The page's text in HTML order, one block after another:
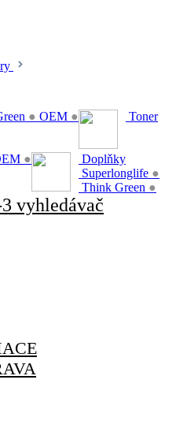
● OEM ● Toner
●
Doplňky
Superlonglife ●
Think Green ●
vyhledávač